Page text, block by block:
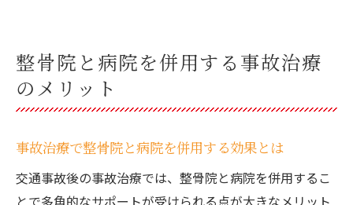
整骨院と病院を併用する事故治療
のメリット
事故治療で整骨院と病院を併用する効果とは
交通事故後の事故治療では、整骨院と病院を併用するこ
とで多角的なサポートが受けられる点が大きなメリット